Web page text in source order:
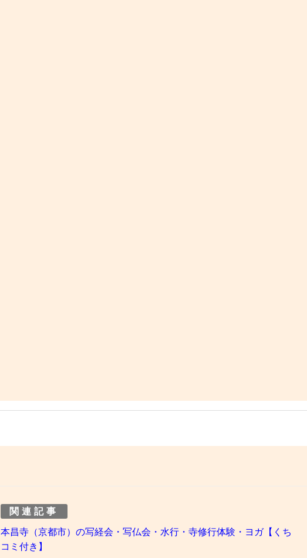
関連記事
本昌寺（京都市）の写経会・写仏会・水行・寺修行体験・ヨガ【くち
コミ付き】